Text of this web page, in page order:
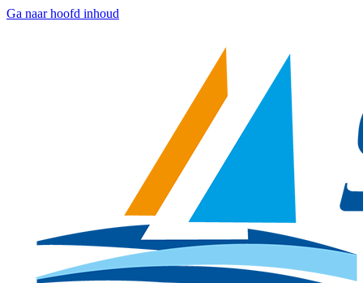
Ga naar hoofd inhoud